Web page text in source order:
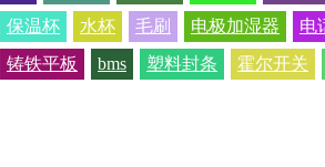
保温杯 水杯 毛刷 电极加湿器
电
铸铁平板 bms 塑料封条 霍尔开关